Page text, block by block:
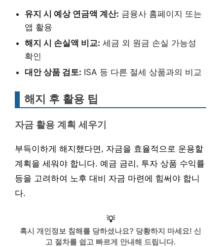
유지 시 예상 연금액 계산: 금융사 홈페이지 또는
앱 활용
해지 시 손실액 비교: 세금 외 원금 손실 가능성
확인
대안 상품 검토: ISA 등 다른 절세 상품과의 비교
해지 후 활용 팁
자금 활용 계획 세우기
부득이하게 해지했다면, 자금을 효율적으로 운용할
계획을 세워야 합니다. 예금 금리, 투자 상품 수익률
등을 고려하여 노후 대비 자금 마련에 힘써야 합니
다.
💡
혹시 개인정보 침해를 당하셨나요? 당황하지 마세요! 신
고 절차를 쉽고 빠르게 안내해 드립니다.